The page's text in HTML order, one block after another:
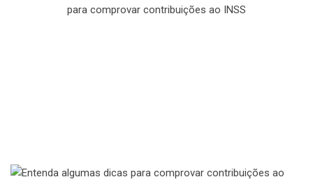
para comprovar contribuições ao INSS